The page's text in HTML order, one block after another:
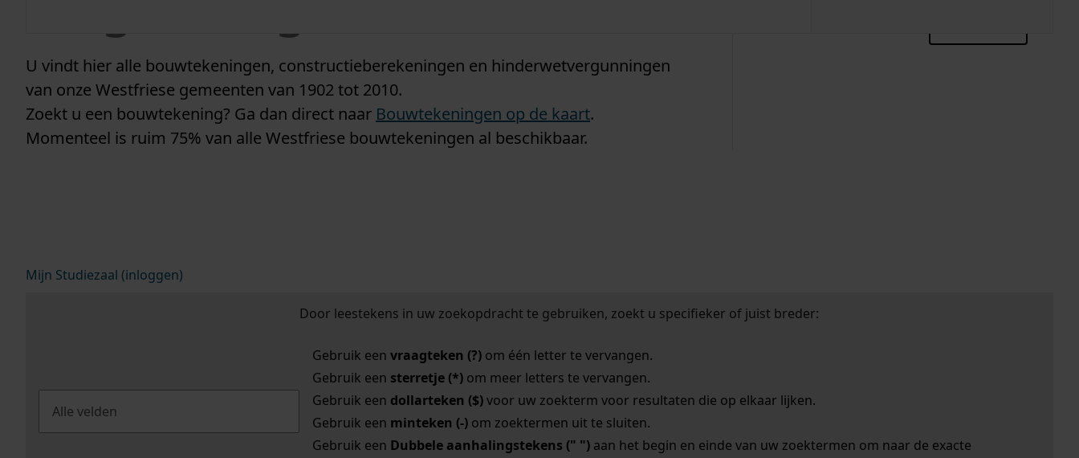
U vindt hier alle bouwtekeningen, constructieberekeningen en hinderwetvergunningen
van onze Westfriese gemeenten van 1902 tot 2010.
Zoekt u een bouwtekening? Ga dan direct naar Bouwtekeningen op de kaart.
Momenteel is ruim 75% van alle Westfriese bouwtekeningen al beschikbaar.
Mijn Studiezaal (inloggen)
Door leestekens in uw zoekopdracht te gebruiken, zoekt u specifieker of juist breder:
Gebruik een vraagteken (?)om één letter te vervangen.
Gebruik een sterretje (*)om meer letters te vervangen.
Gebruik een dollarteken ($)voor uw zoekterm voor resultaten die op elkaar lijken.
Gebruik een minteken (-)om zoektermen uit te sluiten.
Gebruik een Dubbele aanhalingstekens (" ")aan het begin en einde van uw zoektermen om naar de exacte